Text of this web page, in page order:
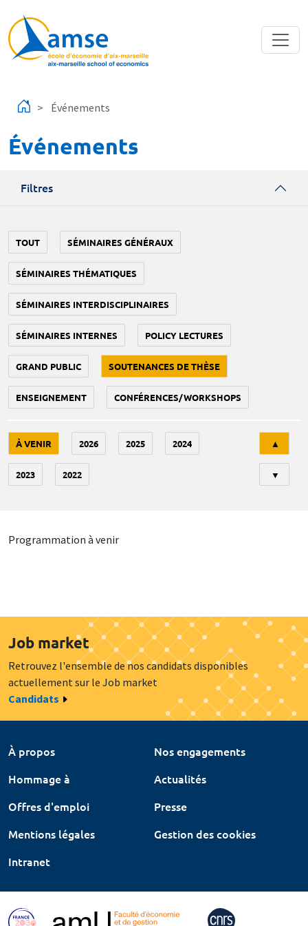
Événements
Événements
Filtres
TOUT SÉMINAIRES GÉNÉRAUX
SÉMINAIRES THÉMATIQUES
SÉMINAIRES INTERDISCIPLINAIRES
SÉMINAIRES INTERNES POLICY LECTURES
GRAND PUBLIC SOUTENANCES DE THÈSE
ENSEIGNEMENT CONFÉRENCES/WORKSHOPS
À VENIR 2026 2025 2024
2023 2022
▲
▼
Programmation à venir
Job market
Retrouvez l'ensemble de nos candidats disponibles
actuellement sur le Job market
Candidats
À propos
Nos engagements
Hommage à
Actualités
Offres d'emploi
Presse
Mentions légales
Gestion des cookies
Intranet